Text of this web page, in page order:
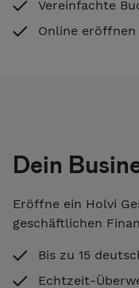
Vereinfachte
Online eröffnen
Dein
Eröffne ein Holvi
geschäftlichen
Bis zu 15
Echtzeit-